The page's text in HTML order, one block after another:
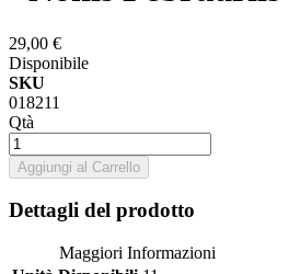
29,00 €
Disponibile
SKU
018211
Qtà
Aggiungi al Carrello
Dettagli del prodotto
Maggiori Informazioni